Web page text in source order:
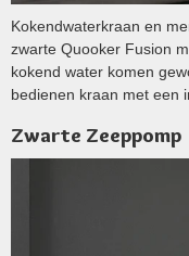
Kokendwaterkraan en
zwarte Quooker Fusion
kokend water komen
bedienen kraan met een
Zwarte Zeeppomp